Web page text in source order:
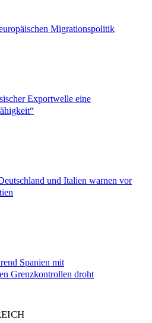
Migrationspolitik
Exportwelle eine
und Italien warnen vor
Spanien mit
Grenzkontrollen droht